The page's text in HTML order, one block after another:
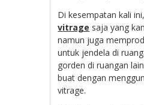
Di kesempatan kali
vitrage saja yang
namun juga
untuk jendela di
gorden di ruangan
buat dengan
vitrage.